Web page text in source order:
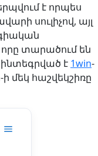
է որպես
սուլիչով, այլ
տարածում են
է 1win-
մեկ հաշվեկշիռը